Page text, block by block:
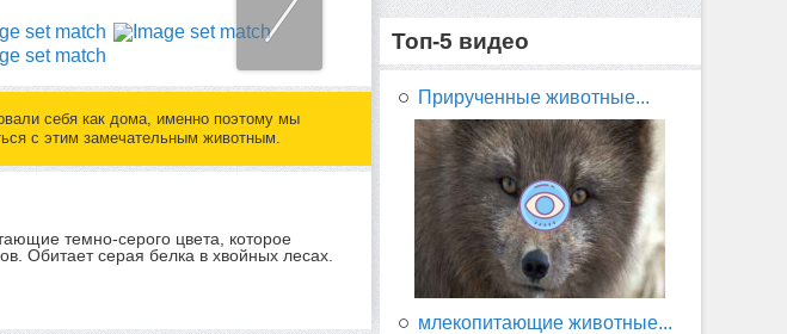
себя как дома, именно поэтому мы
с этим замечательным животным.
темно-серого цвета, которое
Обитает серая белка в хвойных лесах.
Топ-5 видео
Прирученные животные...
млекопитающие животные...